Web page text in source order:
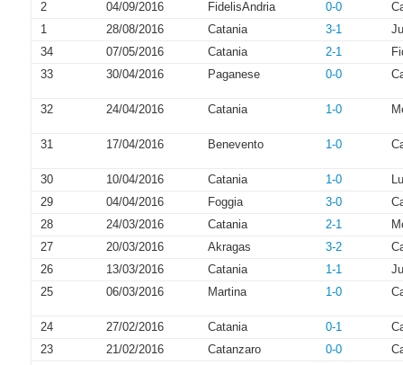
2 04/09/2016 FidelisAndria 0-0
1
28/08/2016 Catania 3-1
34
07/05/2016 Catania 2-1
33
30/04/2016 Paganese 0-0
32 24/04/2016 Catania 1-0
31 17/04/2016 Benevento 1-0
30 10/04/2016 Catania 1-0
29
04/04/2016 Foggia 3-0
28
24/03/2016 Catania 2-1
27
20/03/2016 Akragas 3-2
26
13/03/2016 Catania 1-1
25
06/03/2016 Martina 1-0
24 27/02/2016 Catania 0-1
23
21/02/2016 Catanzaro 0-0